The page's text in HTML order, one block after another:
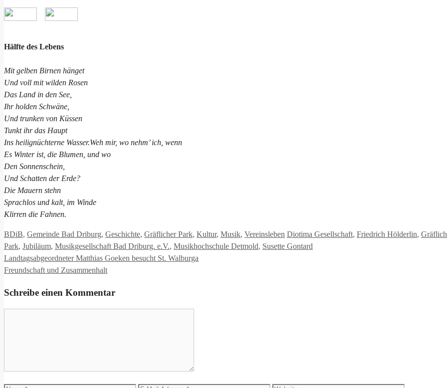
Hälfte des Lebens
Mit gelben Birnen hänget
Und voll mit wilden Rosen
Das Land in den See,
Ihr holden Schwäne,
Und trunken von Küssen
Tunkt ihr das Haupt
Ins heilignüchterne Wasser.Weh mir, wo nehm’ ich, wenn
Es Winter ist, die Blumen, und wo
Den Sonnenschein,
Und Schatten der Erde?
Die Mauern stehn
Sprachlos und kalt, im Winde
Klirren die Fahnen.
Kategorien
BDiB, Gemeinde Bad Driburg, Geschichte, Gräflicher Park, Kultur, Musik, Vereinsleben Schlagwörter
Diotima Gesellschaft, Friedrich Hölderlin,
Park, Jubiläum, Musikgesellschaft Bad Driburg. e.V., Musikhochschule Detmold, Susette Gontard
Landtagsabgeordneter Matthias Goeken besucht St. Walburga
Freundschaft und Zusammenhalt
Schreibe einen Kommentar